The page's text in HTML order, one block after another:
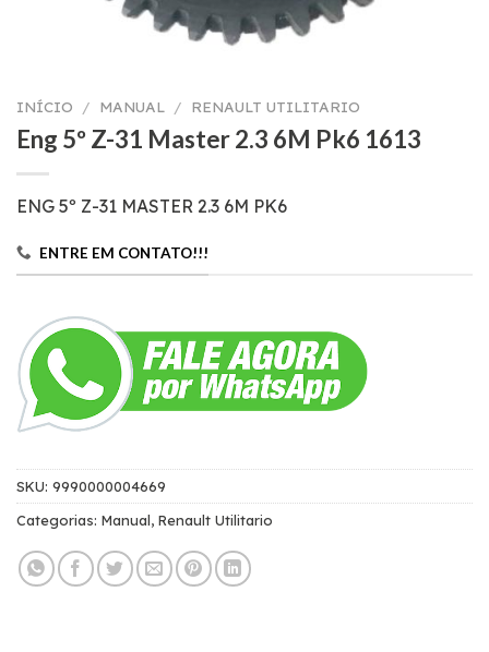
INÍCIO / MANUAL / RENAULT UTILITARIO
Eng 5º Z-31 Master 2.3 6M Pk6 1613
ENG 5º Z-31 MASTER 2.3 6M PK6
ENTRE EM CONTATO!!!
SKU: 9990000004669
Categorias: Manual, Renault Utilitario